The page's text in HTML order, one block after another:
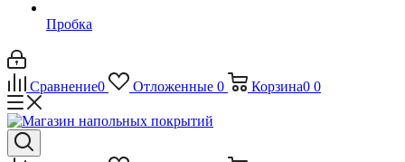
Пробка
Сравнение0 Отложенные 0 Корзина0 0